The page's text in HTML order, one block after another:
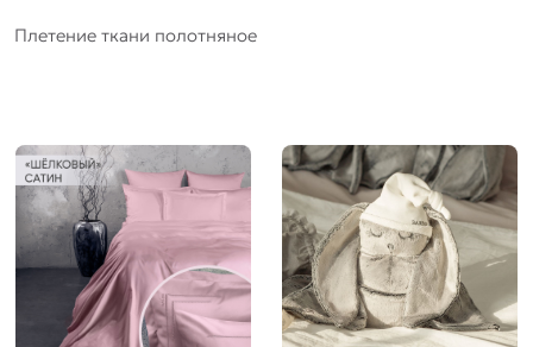
Плетение ткани полотняное